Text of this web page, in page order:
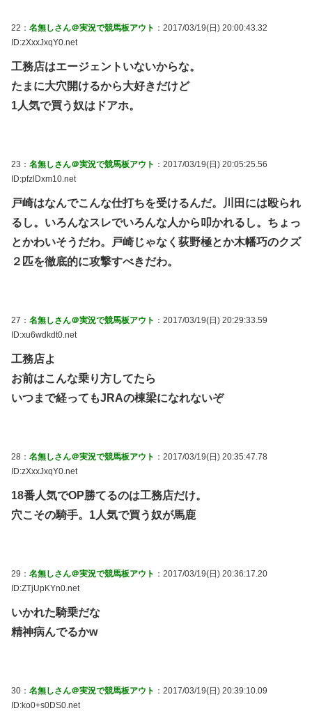
22： 名無しさん＠実況で競馬板アウト ：2017/03/19(日) 20:00:43.32
ID:zXxxJxqY0.net
工務店はエージェントいないからな。
たまに大穴開けるから大好きだけど
1人気で買う奴はドアホ。
23： 名無しさん＠実況で競馬板アウト ：2017/03/19(日) 20:05:25.56
ID:pfzlDxm10.net
戸崎はなんでこんな仕打ちを受けるんだ。川田には殴られ
るし。いろんなスレでいろんな人から叩かれるし。ちょっ
とかわいそうだわ。戸崎じゃなく荻野極とか木幡巧のクズ
２匹を徹底的に攻撃すべきだわ。
27： 名無しさん＠実況で競馬板アウト ：2017/03/19(日) 20:29:33.59
ID:xu6wdkdt0.net
工務店よ
お前はこんな乗り方してたら
いつまで経ってもJRAの棟梁になれないぞ
28： 名無しさん＠実況で競馬板アウト ：2017/03/19(日) 20:35:47.78
ID:zXxxJxqY0.net
18番人気でOP勝てるのは工務店だけ。
穴こその騎手。1人気で買う奴が馬鹿
29： 名無しさん＠実況で競馬板アウト ：2017/03/19(日) 20:36:17.20
ID:ZTjUpKYn0.net
いかれた騎乗だな
精神病んでるかw
30： 名無しさん＠実況で競馬板アウト ：2017/03/19(日) 20:39:10.09
ID:ko0+s0DS0.net